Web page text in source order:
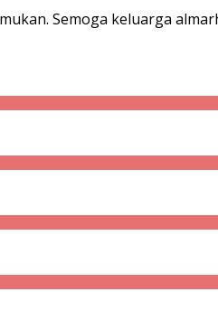
Semoga keluarga